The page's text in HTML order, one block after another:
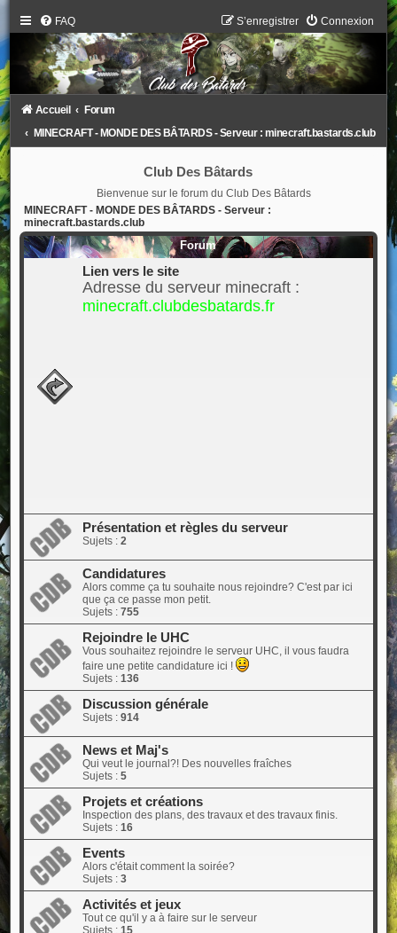
FAQ Connexion
S’enregistrer
Accueil
Forum
MINECRAFT - MONDE DES BÂTARDS - Serveur : minecraft.bastards.club
Club Des Bâtards
Bienvenue sur le forum du Club Des Bâtards
MINECRAFT - MONDE DES BÂTARDS - Serveur :
minecraft.bastards.club
Forum
Lien vers le site
Adresse du serveur minecraft :
minecraft.clubdesbatards.fr
Présentation et règles du serveur
Sujets : 2
Candidatures
Alors comme ça tu souhaite nous rejoindre? C'est par ici
que ça ce passe mon petit.
Sujets : 755
Rejoindre le UHC
Vous souhaitez rejoindre le serveur UHC, il vous faudra
faire une petite candidature ici !
Sujets : 136
Discussion générale
Sujets : 914
News et Maj's
Qui veut le journal?! Des nouvelles fraîches
Sujets : 5
Projets et créations
Inspection des plans, des travaux et des travaux finis.
Sujets : 16
Events
Alors c'était comment la soirée?
Sujets : 3
Activités et jeux
Tout ce qu'il y a à faire sur le serveur
Sujets : 15